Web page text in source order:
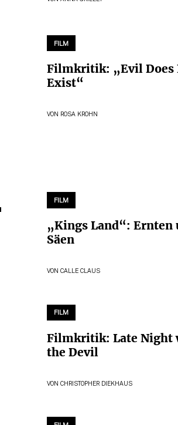
FILM
Filmkritik: „Evil Does
Exist“
VON ROSA KROHN
FILM
„Kings Land“: Ernten
Säen
VON CALLE CLAUS
FILM
Filmkritik: Late Night
the Devil
VON CHRISTOPHER DIEKHAUS